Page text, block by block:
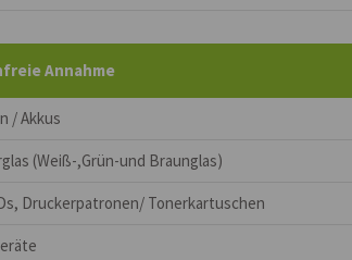
Annahme
/ Akkus
(Weiß-,Grün-und Braunglas)
Druckerpatronen/ Tonerkartuschen